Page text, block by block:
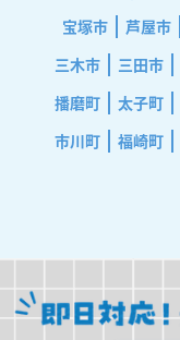
宝塚市
芦屋市
三木市
三田市
播磨町
太子町
市川町
福崎町